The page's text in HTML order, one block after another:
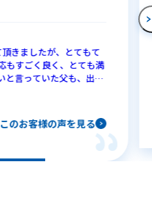
きましたが、とてもて
もすごく良く、とても満
と言っていた父も、出来
このお客様の声を見る